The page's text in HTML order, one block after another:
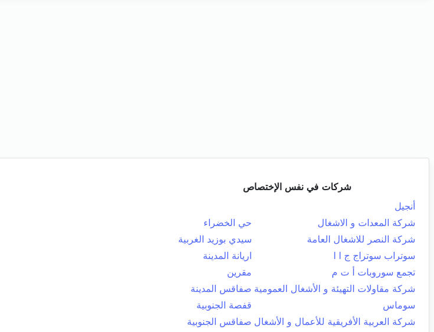
شركات في نفس الإختصاص
أنجيل
شركة المعدات و الاشغال
حي الخضراء
شركة النصر للاشغال العامة
سيدي بوزيد الغربية
سوتراب سوتراج ج ا ا
اريانة المدينة
تجمع سوروبات أ ت م
مقرين
شركة مقاولات التهيئة و الأشغال العمومية صفاقس المدينة
سوماس
قفصة الجنوبية
شركة العربية الأفريقية للأعمال و الأشغال صفاقس الجنوبية